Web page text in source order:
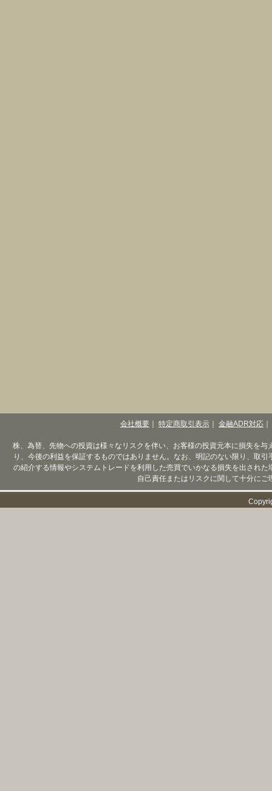
会社概要 特定商取引表示 金融ADR対応
株、為替、先物への投資は様々なリスクを伴い、お客様の投資元本に損失を
り、今後の利益を保証するものではありません。なお、明記のない限り、取
の紹介する情報やシステムトレードを利用した売買でいかなる損失を出され
自己責任またはリスクに関して十分に